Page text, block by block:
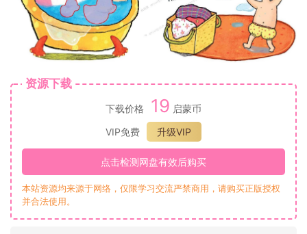
资源下载
下载价格 19 启蒙币
VIP免费
升级VIP
点击检测网盘有效后购买
本站资源均来源于网络，仅限学习交流严禁商用，请购买正版授权
并合法使用。